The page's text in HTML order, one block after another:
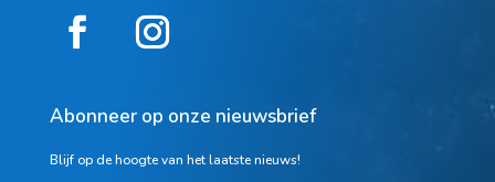
Abonneer op onze nieuwsbrief
Blijf op de hoogte van het laatste nieuws!